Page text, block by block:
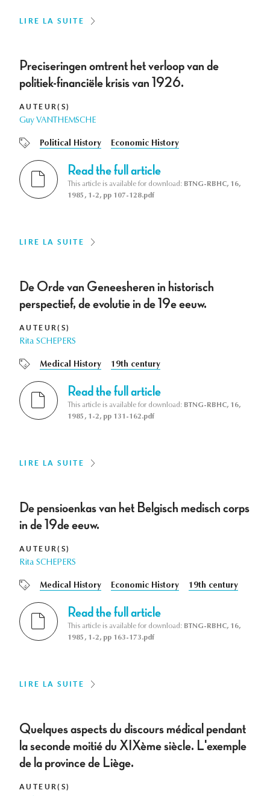
LIRE LA SUITE
Preciseringen omtrent het verloop van de
politiek-financiële krisis van 1926.
AUTEUR(S)
Guy VANTHEMSCHE
Political History Economic History
Read the full article
This article is available for download: BTNG-RBHC, 16,
1985, 1-2, pp 107-128.pdf
LIRE LA SUITE
De Orde van Geneesheren in historisch
perspectief, de evolutie in de 19e eeuw.
AUTEUR(S)
Rita SCHEPERS
Medical History 19th century
Read the full article
This article is available for download: BTNG-RBHC, 16,
1985, 1-2, pp 131-162.pdf
LIRE LA SUITE
De pensioenkas van het Belgisch medisch corps
in de 19de eeuw.
AUTEUR(S)
Rita SCHEPERS
Medical History Economic History 19th century
Read the full article
This article is available for download: BTNG-RBHC, 16,
1985, 1-2, pp 163-173.pdf
LIRE LA SUITE
Quelques aspects du discours médical pendant
la seconde moitié du XIXème siècle. L'exemple
de la province de Liège.
AUTEUR(S)